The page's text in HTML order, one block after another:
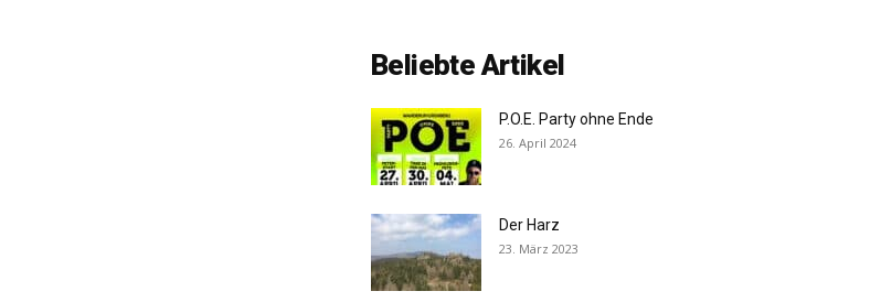
Beliebte Artikel
P.O.E. Party ohne Ende
26. April 2024
Der Harz
23. März 2023